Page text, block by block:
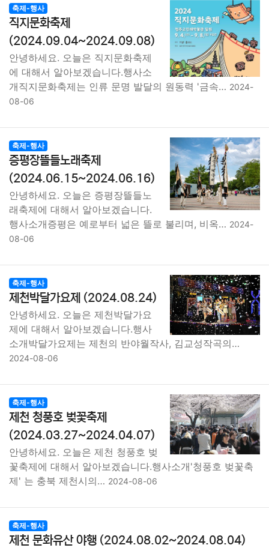
축제-행사
직지문화축제
(2024.09.04~2024.09.08)
안녕하세요. 오늘은 직지문화축제
에 대해서 알아보겠습니다.행사소
개직지문화축제는 인류 문명 발달의 원동력 '금속… 2024-
08-06
축제-행사
증평장뜰들노래축제
(2024.06.15~2024.06.16)
안녕하세요. 오늘은 증평장뜰들노
래축제에 대해서 알아보겠습니다.
행사소개증평은 예로부터 넓은 뜰로 불리며, 비옥… 2024-
08-06
축제-행사
제천박달가요제 (2024.08.24)
안녕하세요. 오늘은 제천박달가요
제에 대해서 알아보겠습니다.행사
소개박달가요제는 제천의 반야월작사, 김교성작곡의…
2024-08-06
축제-행사
제천 청풍호 벚꽃축제
(2024.03.27~2024.04.07)
안녕하세요. 오늘은 제천 청풍호 벚
꽃축제에 대해서 알아보겠습니다.행사소개'청풍호 벚꽃축
제' 는 충북 제천시의… 2024-08-06
축제-행사
제천 문화유산 야행 (2024.08.02~2024.08.04)